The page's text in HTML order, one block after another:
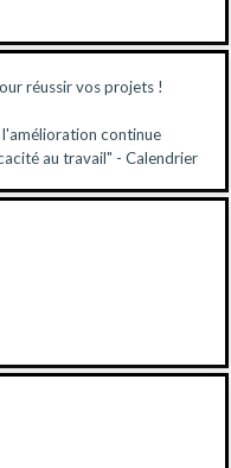
réussir vos projets !
l'amélioration continue
au travail" - Calendrier